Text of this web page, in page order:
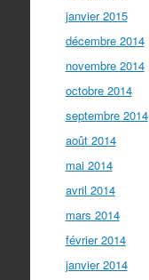
janvier 2015
décembre 2014
novembre 2014
octobre 2014
septembre 2014
août 2014
mai 2014
avril 2014
mars 2014
février 2014
janvier 2014